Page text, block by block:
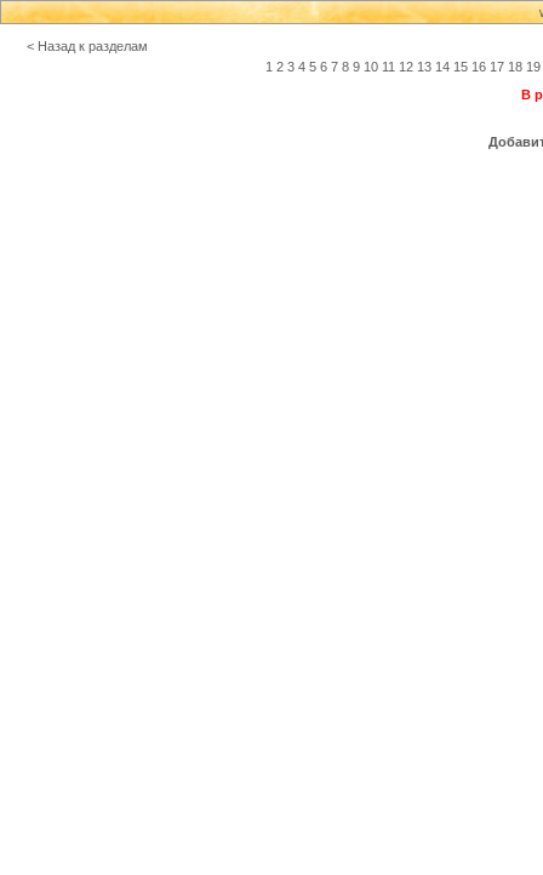
< Назад к разделам
1 2 3 4 5 6 7 8 9 10 11 12 13 14 15 16 17 18 19
В